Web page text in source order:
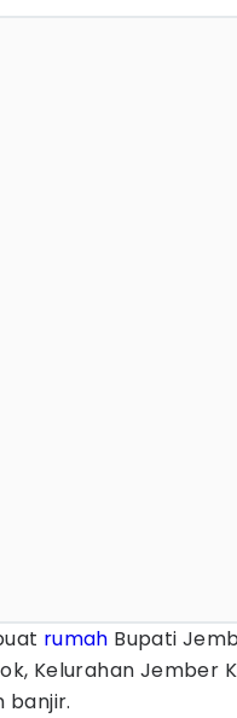
rumah Bupati
Kelurahan Jember
banjir.